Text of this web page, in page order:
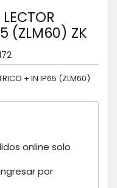
(ZLM60) ZK
+ IN IP65 (ZLM60)
online solo
por